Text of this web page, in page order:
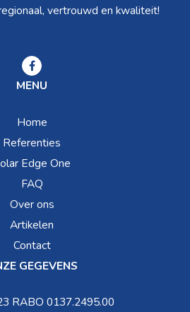
vertrouwd en kwaliteit!
MENU
Home
Referenties
Edge One
FAQ
Over ons
Artikelen
Contact
GEGEVENS
RABO 0137.2495.00